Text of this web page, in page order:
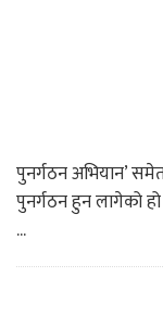
पुनर्गठन अभियान’
पुनर्गठन हुन लागेको
...